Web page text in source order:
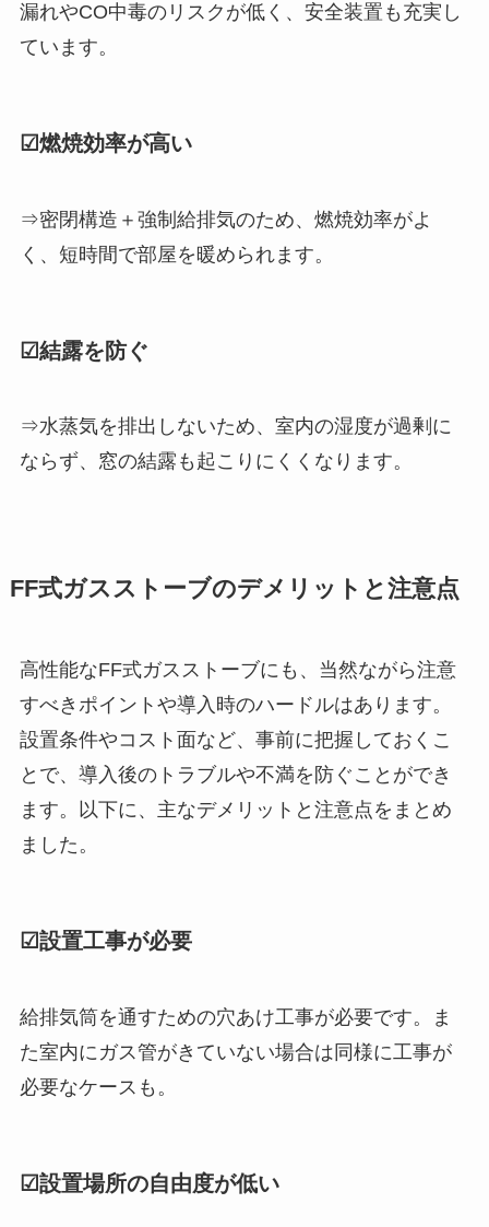
漏れやCO中毒のリスクが低く、安全装置も充実し
ています。
☑燃焼効率が高い
⇒密閉構造＋強制給排気のため、燃焼効率がよ
く、短時間で部屋を暖められます。
☑結露を防ぐ
⇒水蒸気を排出しないため、室内の湿度が過剰に
ならず、窓の結露も起こりにくくなります。
FF式ガスストーブのデメリットと注意点
高性能なFF式ガスストーブにも、当然ながら注意
すべきポイントや導入時のハードルはあります。
設置条件やコスト面など、事前に把握しておくこ
とで、導入後のトラブルや不満を防ぐことができ
ます。以下に、主なデメリットと注意点をまとめ
ました。
☑設置工事が必要
給排気筒を通すための穴あけ工事が必要です。ま
た室内にガス管がきていない場合は同様に工事が
必要なケースも。
☑設置場所の自由度が低い